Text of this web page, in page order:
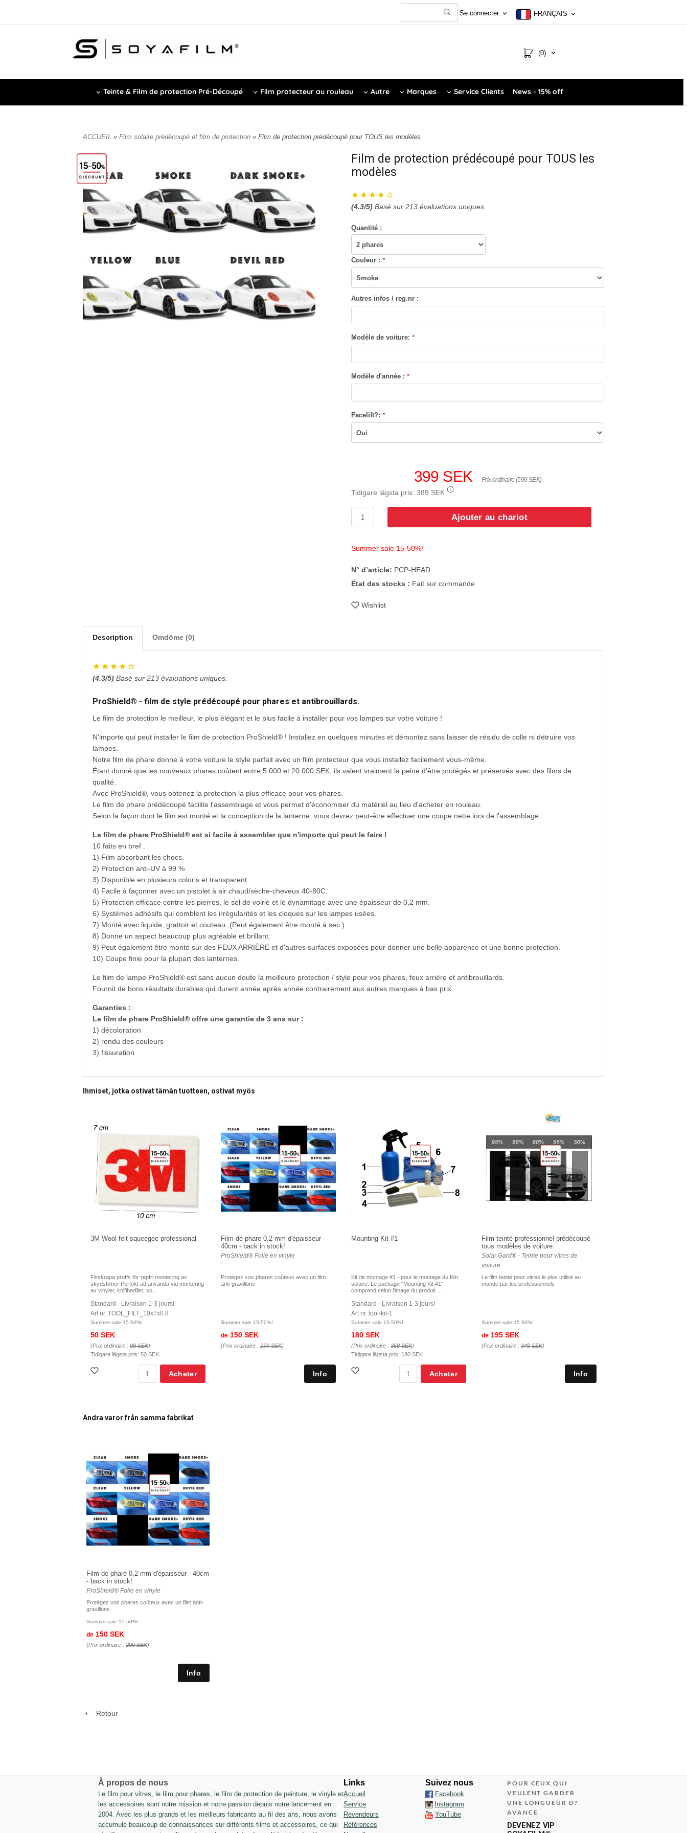
Se connecter FRANÇAIS
(0)
Teinte & Film de protection Pré-Découpé Film protecteur au rouleau Autre Marques Service Clients News - 15% off
ACCUEIL » Film solaire prédécoupé et film de protection » Film de protection prédécoupé pour TOUS les modèles
Film de protection prédécoupé pour TOUS les
modèles
(4.3/5) Basé sur 213 évaluations uniques.
Quantité :
Couleur : *
Autres infos / reg.nr :
Modèle de voiture: *
Modèle d'année : *
Facelift?: *
399 SEK Prix ordinaire(599 SEK)
Tidigare lägsta pris: 389 SEK
Ajouter au chariot
Summer sale 15-50%!
N° d’article: PCP-HEAD
État des stocks : Fait sur commande
Wishlist
Description Omdöme (0)
(4.3/5) Basé sur 213 évaluations uniques.
ProShield® - film de style prédécoupé pour phares et antibrouillards.
Le film de protection le meilleur, le plus élégant et le plus facile à installer pour vos lampes sur votre voiture !
N'importe qui peut installer le film de protection ProShield® ! Installez en quelques minutes et démontez sans laisser de résidu de colle ni détruire vos
lampes.
Notre film de phare donne à votre voiture le style parfait avec un film protecteur que vous installez facilement vous-même.
Étant donné que les nouveaux phares coûtent entre 5 000 et 20 000 SEK, ils valent vraiment la peine d'être protégés et préservés avec des films de
qualité.
Avec ProShield®, vous obtenez la protection la plus efficace pour vos phares.
Le film de phare prédécoupé facilite l'assemblage et vous permet d'économiser du matériel au lieu d'acheter en rouleau.
Selon la façon dont le film est monté et la conception de la lanterne, vous devrez peut-être effectuer une coupe nette lors de l'assemblage.
Le film de phare ProShield® est si facile à assembler que n'importe qui peut le faire !
10 faits en bref :
1) Film absorbant les chocs.
2) Protection anti-UV à 99 %
3) Disponible en plusieurs coloris et transparent.
4) Facile à façonner avec un pistolet à air chaud/sèche-cheveux 40-80C.
5) Protection efficace contre les pierres, le sel de voirie et le dynamitage avec une épaisseur de 0,2 mm.
6) Systèmes adhésifs qui comblent les irrégularités et les cloques sur les lampes usées.
7) Monté avec liquide, grattoir et couteau. (Peut également être monté à sec.)
8) Donne un aspect beaucoup plus agréable et brillant.
9) Peut également être monté sur des FEUX ARRIÈRE et d'autres surfaces exposées pour donner une belle apparence et une bonne protection.
10) Coupe finie pour la plupart des lanternes.
Le film de lampe ProShield® est sans aucun doute la meilleure protection / style pour vos phares, feux arrière et antibrouillards.
Fournit de bons résultats durables qui durent année après année contrairement aux autres marques à bas prix.
Garanties :
Le film de phare ProShield® offre une garantie de 3 ans sur :
1) décoloration
2) rendu des couleurs
3) fissuration
Ihmiset, jotka ostivat tämän tuotteen, ostivat myös
3M Wool felt squeegee professional
Filtskrapa proffs för repfri montering av
skydsfilmer Perfekt att använda vid montering
av vinyler, kolfiberfilm, so...
Standard - Livraison 1-3 jours!
Art nr. TOOL_FILT_10x7x0.8
Summer sale 15-50%!
50 SEK
(Prix ordinaire : 99 SEK)
Tidigare lägsta pris: 50 SEK
Acheter
Film de phare 0,2 mm d'épaisseur -
40cm - back in stock!
ProShield® Folie en vinyle
Protégez vos phares coûteux avec un film
anti-gravillons
Summer sale 15-50%!
de 150 SEK
(Prix ordinaire : 299 SEK)
Mounting Kit #1
Kit de montage #1 - pour le montage du film
solaire. Le package "Mounting Kit #1"
comprend selon l'image du produit ...
Standard - Livraison 1-3 jours!
Art nr. tool-kit-1
Summer sale 15-50%!
180 SEK
(Prix ordinaire : 359 SEK)
Tidigare lägsta pris: 180 SEK
Acheter
Film teinté professionnel prédécoupé -
tous modèles de voiture
Solar Gard® - Teinte pour vitres de
voiture
Le film teinté pour vitres le plus utilisé au
monde par les professionnels
Summer sale 15-50%!
de 195 SEK
(Prix ordinaire : 349 SEK)
Andra varor från samma fabrikat
Film de phare 0,2 mm d'épaisseur - 40cm
- back in stock!
ProShield® Folie en vinyle
Protégez vos phares coûteux avec un film anti-
gravillons
Summer sale 15-50%!
de 150 SEK
(Prix ordinaire : 299 SEK)
Retour
À propos de nous
Le film pour vitres, le film pour phares, le film de protection de peinture, le vinyle et
les accessoires sont notre mission et notre passion depuis notre lancement en
2004. Avec les plus grands et les meilleurs fabricants au fil des ans, nous avons
accumulé beaucoup de connaissances sur différents films et accessoires, ce qui
Links
Accueil
Service
Revendeurs
Références
Suivez nous
Facebook
Instagram
YouTube
POUR CEUX QUI
VEULENT GARDER
UNE LONGUEUR D?
AVANCE
DEVENEZ VIP